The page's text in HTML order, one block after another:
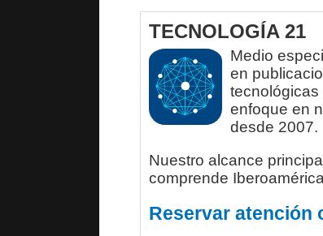
TECNOLOGÍA 21
Medio
en
tecnológicas
enfoque en
desde 2007.
Nuestro alcance principal
comprende
Reservar atención